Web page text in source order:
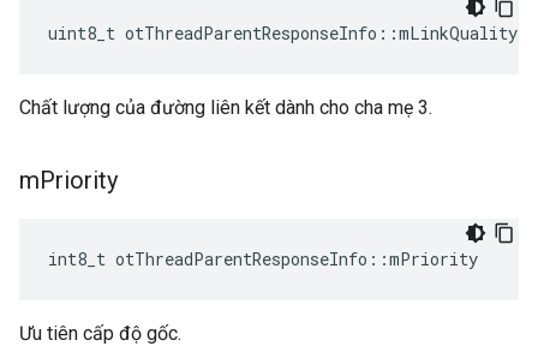
uint8_t otThreadParentResponseInfo ::mLinkQuality3
Chất lượng của đường liên kết dành cho cha mẹ 3.
mPriority
int8_t otThreadParentResponseInfo ::mPriority
Ưu tiên cấp độ gốc.